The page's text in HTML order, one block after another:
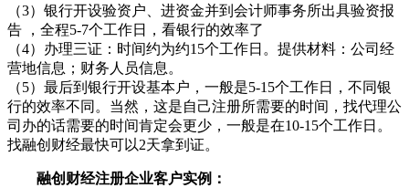
（3）银行开设验资户、进资金并到会计师事务所出具验资报
告 ，全程5-7个工作日，看银行的效率了
（4）办理三证：时间约为约15个工作日。提供材料：公司经
营地信息；财务人员信息。
（5）最后到银行开设基本户，一般是5-15个工作日，不同银
行的效率不同。当然，这是自己注册所需要的时间，找代理公
司办的话需要的时间肯定会更少，一般是在10-15个工作日。
找融创财经最快可以2天拿到证。
融创财经注册企业客户实例：